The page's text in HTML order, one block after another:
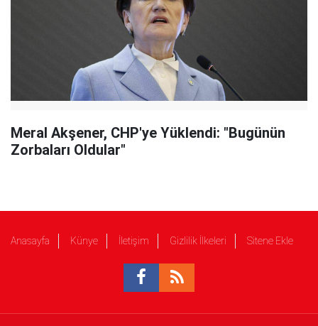
Meral Akşener, CHP'ye Yüklendi: "Bugünün
Zorbaları Oldular"
Anasayfa Künye İletişim Gizlilik İlkeleri Sitene Ekle